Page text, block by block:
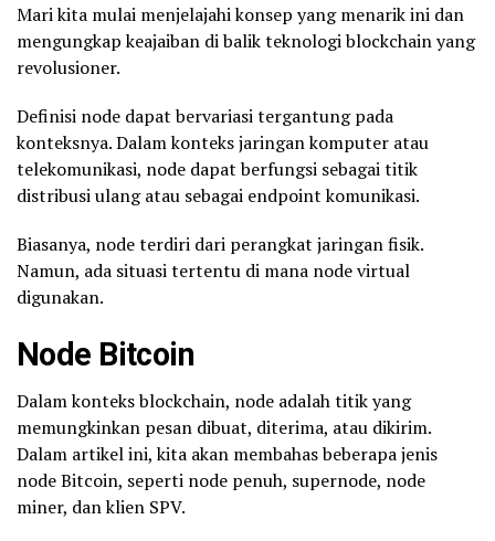
Mari kita mulai menjelajahi konsep yang menarik ini dan
mengungkap keajaiban di balik teknologi blockchain yang
revolusioner.
Definisi node dapat bervariasi tergantung pada
konteksnya. Dalam konteks jaringan komputer atau
telekomunikasi, node dapat berfungsi sebagai titik
distribusi ulang atau sebagai endpoint komunikasi.
Biasanya, node terdiri dari perangkat jaringan fisik.
Namun, ada situasi tertentu di mana node virtual
digunakan.
Node Bitcoin
Dalam konteks blockchain, node adalah titik yang
memungkinkan pesan dibuat, diterima, atau dikirim.
Dalam artikel ini, kita akan membahas beberapa jenis
node Bitcoin, seperti node penuh, supernode, node
miner, dan klien SPV.